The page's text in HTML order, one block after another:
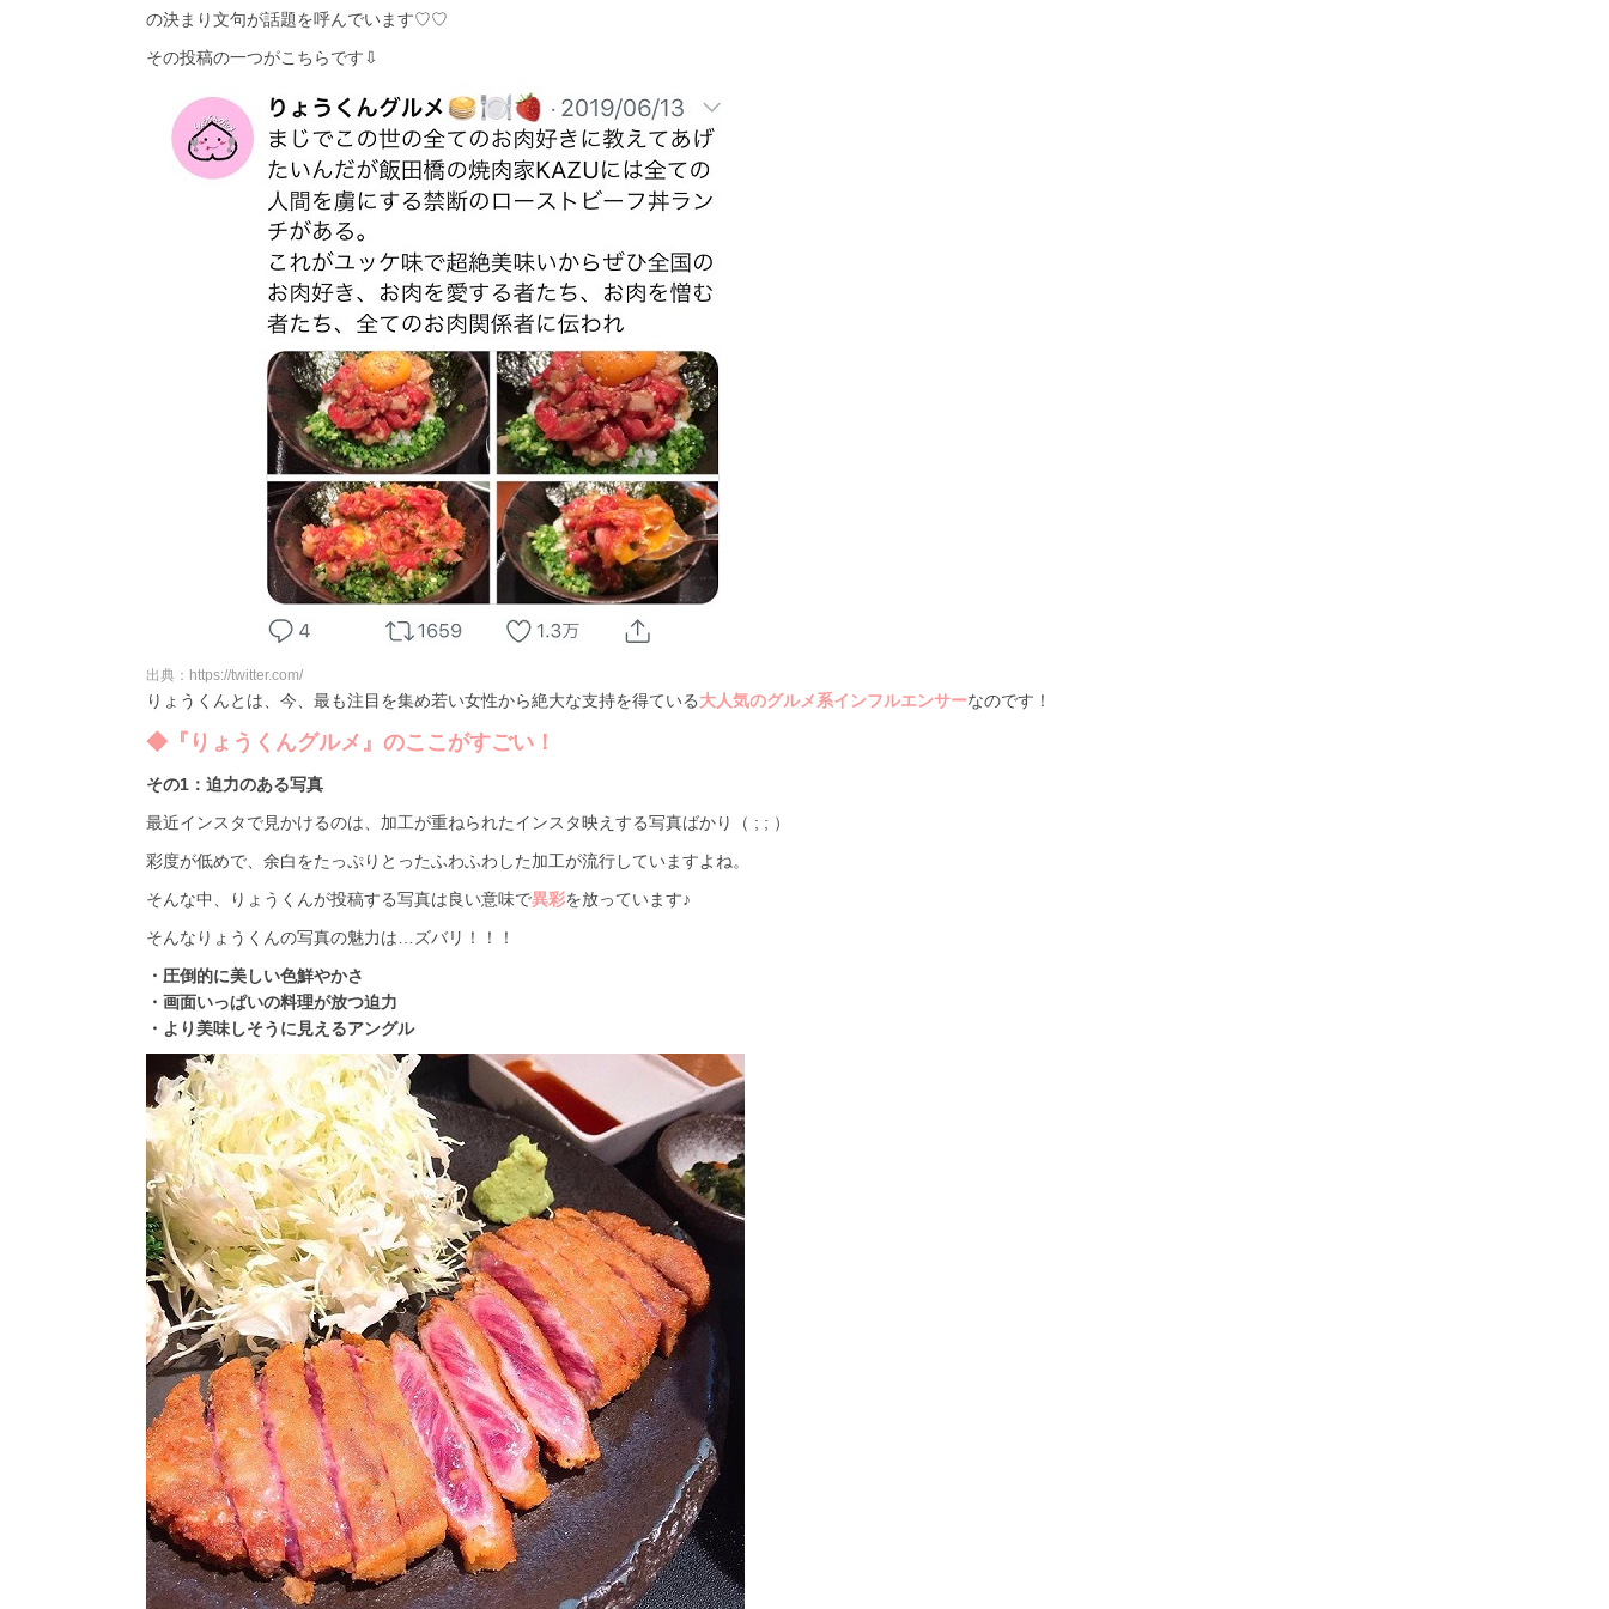
の決まり文句が話題を呼んでいます♡♡
その投稿の一つがこちらです⇩
出典：https://twitter.com/
りょうくんとは、今、最も注目を集め若い女性から絶大な支持を得ている大人気のグルメ系インフルエンサーなのです！
◆『りょうくんグルメ』のここがすごい！
その1：迫力のある写真
最近インスタで見かけるのは、加工が重ねられたインスタ映えする写真ばかり（ ; ; ）
彩度が低めで、余白をたっぷりとったふわふわした加工が流行していますよね。
そんな中、りょうくんが投稿する写真は良い意味で異彩を放っています♪
そんなりょうくんの写真の魅力は…ズバリ！！！
・圧倒的に美しい色鮮やかさ
・画面いっぱいの料理が放つ迫力
・より美味しそうに見えるアングル